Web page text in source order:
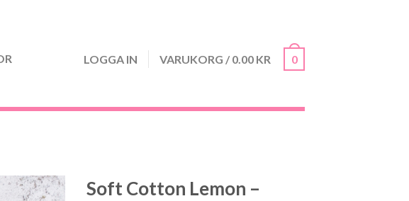
LOGGA IN VARUKORG / 0.00 KR 0
Soft Cotton Lemon –